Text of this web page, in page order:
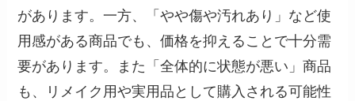
があります。一方、「やや傷や汚れあり」など使
用感がある商品でも、価格を抑えることで十分需
要があります。また「全体的に状態が悪い」商品
も、リメイク用や実用品として購入される可能性